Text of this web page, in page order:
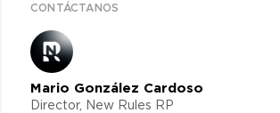
CONTÁCTANOS
Mario González Cardoso
Director, New Rules RP